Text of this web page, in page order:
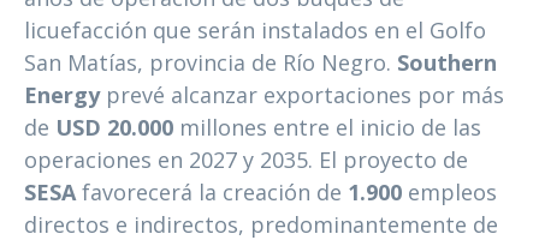
licuefacción que serán instalados en el Golfo
San Matías, provincia de Río Negro. Southern
Energyprevé alcanzar exportaciones por más
de USD 20.000 millones entre el inicio de las
operaciones en 2027 y 2035. El proyecto de
SESAfavorecerá la creación de 1.900 empleos
directos e indirectos, predominantemente de